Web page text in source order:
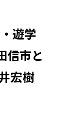
遊学
信市と
宏樹